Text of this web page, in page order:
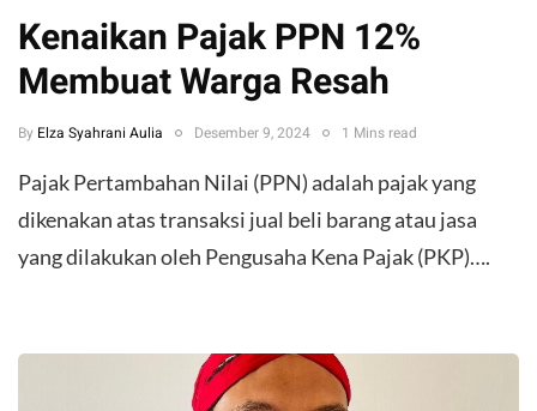
Kenaikan Pajak PPN 12%
Membuat Warga Resah
By Elza Syahrani Aulia Desember 9, 2024 1 Mins read
Pajak Pertambahan Nilai (PPN) adalah pajak yang
dikenakan atas transaksi jual beli barang atau jasa
yang dilakukan oleh Pengusaha Kena Pajak (PKP)….